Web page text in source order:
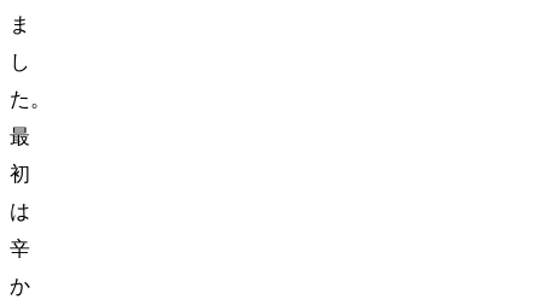
ま
し
た。
最
初
は
辛
か